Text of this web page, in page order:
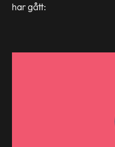
har gått: